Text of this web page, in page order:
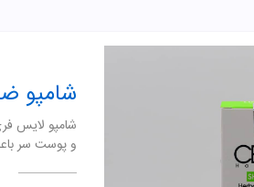
شامپو
شامپو لایس
و پوست سر